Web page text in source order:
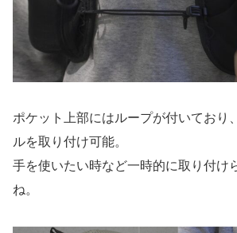
ポケット上部にはループが付いており
ルを取り付け可能。
手を使いたい時など一時的に取り付け
ね。